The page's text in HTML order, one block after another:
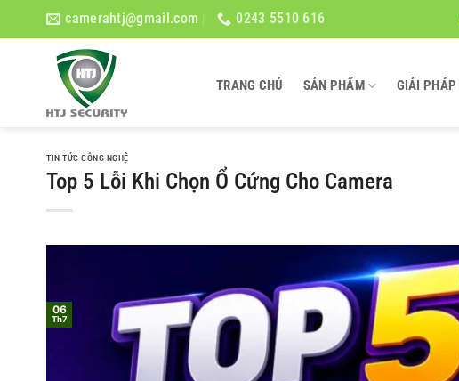
camerahtj@gmail.com 0243 5510 616
TRANG CHỦ SẢN PHẨM GIẢI PHÁP
TIN TỨC CÔNG NGHỆ
Top 5 Lỗi Khi Chọn Ổ Cứng Cho Camera
06
Th7